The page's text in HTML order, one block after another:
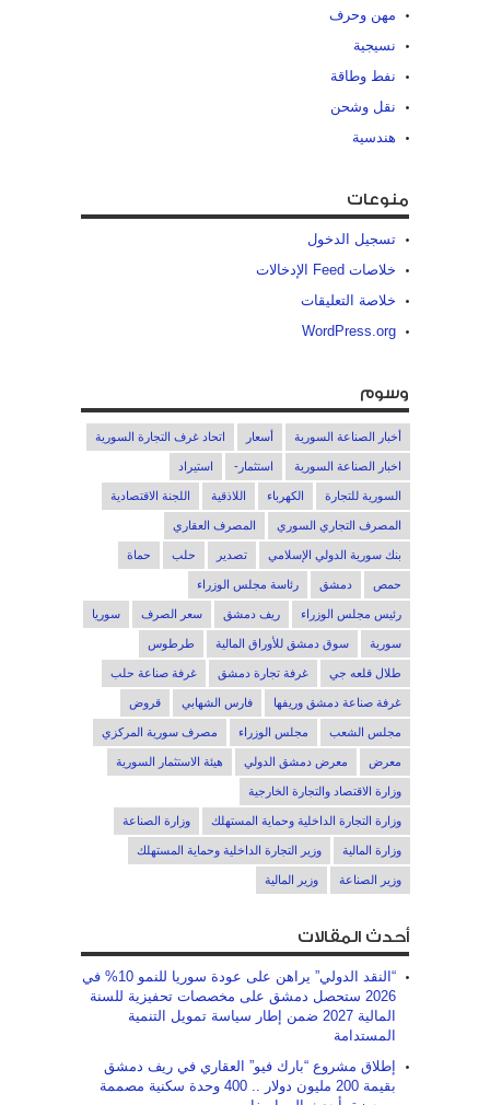
مهن وحرف
نسيجية
نفط وطاقة
نقل وشحن
هندسية
منوعات
تسجيل الدخول
خلاصات Feed الإدخالات
خلاصة التعليقات
WordPress.org
وسوم
أخبار الصناعة السورية أسعار اتحاد غرف التجارة السورية
اخبار الصناعة السورية استثمار- استيراد
السورية للتجارة الكهرباء اللاذقية اللجنة الاقتصادية
المصرف التجاري السوري المصرف العقاري
بنك سورية الدولي الإسلامي تصدير حلب حماة
حمص دمشق رئاسة مجلس الوزراء
رئيس مجلس الوزراء ريف دمشق سعر الصرف سوريا
سورية سوق دمشق للأوراق المالية طرطوس
طلال قلعه جي غرفة تجارة دمشق غرفة صناعة حلب
غرفة صناعة دمشق وريفها فارس الشهابي قروض
مجلس الشعب مجلس الوزراء مصرف سورية المركزي
معرض معرض دمشق الدولي هيئة الاستثمار السورية
وزارة الاقتصاد والتجارة الخارجية
وزارة التجارة الداخلية وحماية المستهلك وزارة الصناعة
وزارة المالية وزير التجارة الداخلية وحماية المستهلك
وزير الصناعة وزير المالية
أحدث المقالات
“النقد الدولي” يراهن على عودة سوريا للنمو 10% في
2026 ستحصل دمشق على مخصصات تحفيزية للسنة
المالية 2027 ضمن إطار سياسة تمويل التنمية
المستدامة
إطلاق مشروع “بارك فيو” العقاري في ريف دمشق
بقيمة 200 مليون دولار .. 400 وحدة سكنية مصممة